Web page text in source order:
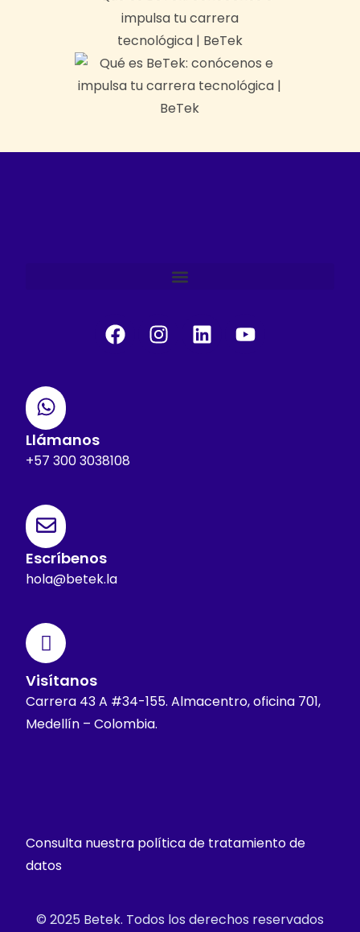
Llámanos
+57 300 3038108
Escríbenos
hola@betek.la
Visítanos
Carrera 43 A #34-155. Almacentro, oficina 701,
Medellín – Colombia.
Consulta nuestra política de tratamiento de
datos
© 2025 Betek. Todos los derechos reservados